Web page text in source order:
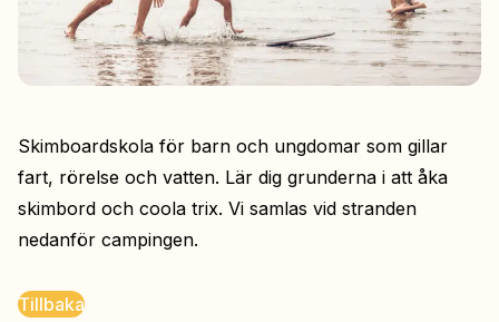
Skimboardskola för barn och ungdomar som gillar
fart, rörelse och vatten. Lär dig grunderna i att åka
skimbord och coola trix. Vi samlas vid stranden
nedanför campingen.
Tillbaka